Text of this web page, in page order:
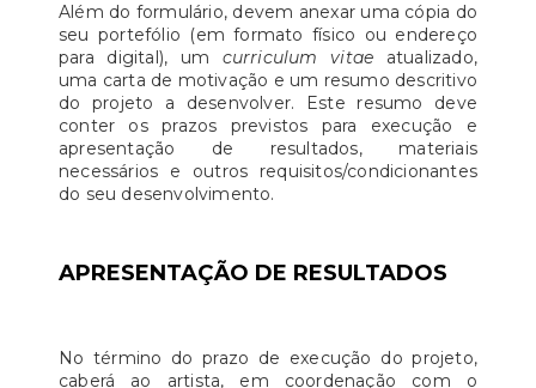
Além do formulário, devem anexar uma cópia do
seu portefólio (em formato físico ou endereço
para digital), um curriculum vitae atualizado,
uma carta de motivação e um resumo descritivo
do projeto a desenvolver. Este resumo deve
conter os prazos previstos para execução e
apresentação de resultados, materiais
necessários e outros requisitos/condicionantes
do seu desenvolvimento.
APRESENTAÇÃO DE RESULTADOS
No término do prazo de execução do projeto,
caberá ao artista, em coordenação com o